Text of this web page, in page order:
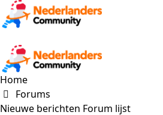
Home
Forums
Nieuwe berichten Forum lijst